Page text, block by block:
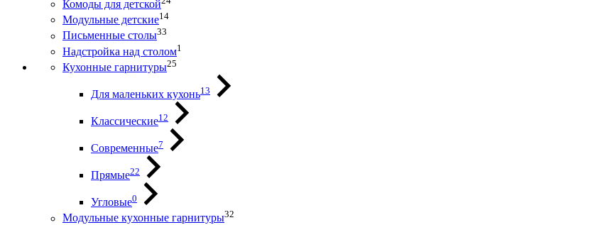
Комоды для детской
Модульные детские14
Письменные столы33
Надстройка над столом1
Кухонные гарнитуры25
Для маленьких кухонь13
Классические12
Современные7
Прямые22
Угловые0
Модульные кухонные гарнитуры32